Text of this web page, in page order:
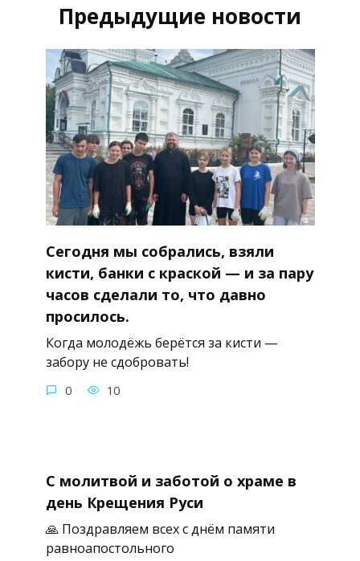
Предыдущие новости
Сегодня мы собрались, взяли
кисти, банки с краской — и за пару
часов сделали то, что давно
просилось.
Когда молодёжь берётся за кисти —
забору не сдобровать!
0 10
С молитвой и заботой о храме в
день Крещения Руси
🙏 Поздравляем всех с днём памяти
равноапостольного